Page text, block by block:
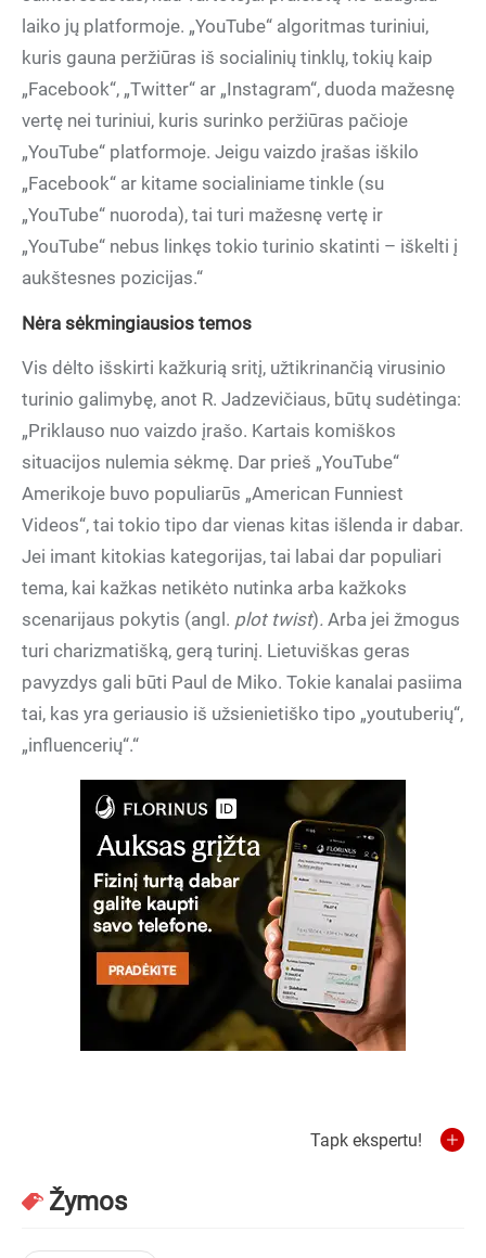
laiko jų platformoje. „YouTube“ algoritmas turiniui,
kuris gauna peržiūras iš socialinių tinklų, tokių kaip
„Facebook“, „Twitter“ ar „Instagram“, duoda mažesnę
vertę nei turiniui, kuris surinko peržiūras pačioje
„YouTube“ platformoje. Jeigu vaizdo įrašas iškilo
„Facebook“ ar kitame socialiniame tinkle (su
„YouTube“ nuoroda), tai turi mažesnę vertę ir
„YouTube“ nebus linkęs tokio turinio skatinti – iškelti į
aukštesnes pozicijas.“
Nėra sėkmingiausios temos
Vis dėlto išskirti kažkurią sritį, užtikrinančią virusinio
turinio galimybę, anot R. Jadzevičiaus, būtų sudėtinga:
„Priklauso nuo vaizdo įrašo. Kartais komiškos
situacijos nulemia sėkmę. Dar prieš „YouTube“
Amerikoje buvo populiarūs „American Funniest
Videos“, tai tokio tipo dar vienas kitas išlenda ir dabar.
Jei imant kitokias kategorijas, tai labai dar populiari
tema, kai kažkas netikėto nutinka arba kažkoks
scenarijaus pokytis (angl. plot twist). Arba jei žmogus
turi charizmatišką, gerą turinį. Lietuviškas geras
pavyzdys gali būti Paul de Miko. Tokie kanalai pasiima
tai, kas yra geriausio iš užsienietiško tipo „youtuberių“,
„influencerių“.“
Tapk ekspertu!
Žymos